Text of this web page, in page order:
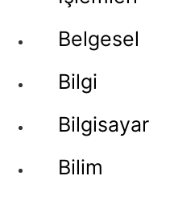
Belgesel
Bilgi
Bilgisayar
Bilim